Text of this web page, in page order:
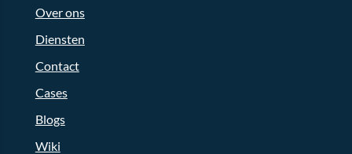
Over ons
Diensten
Contact
Cases
Blogs
Wiki